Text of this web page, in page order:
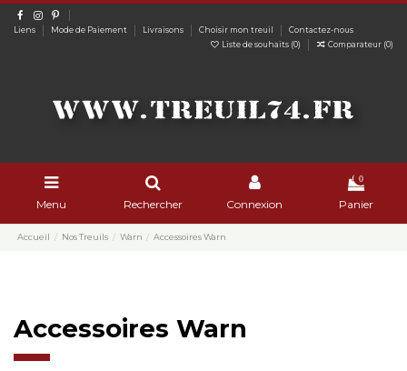
Liens Mode de Paiement Livraisons Choisir mon treuil
Contactez-nous
Liste de souhaits (0) Comparateur (0)
Menu Rechercher Connexion
0
Panier
Accueil Nos Treuils Warn Accessoires Warn
Accessoires Warn